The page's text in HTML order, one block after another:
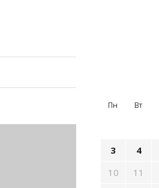
Пн Вт
3
4
10
11